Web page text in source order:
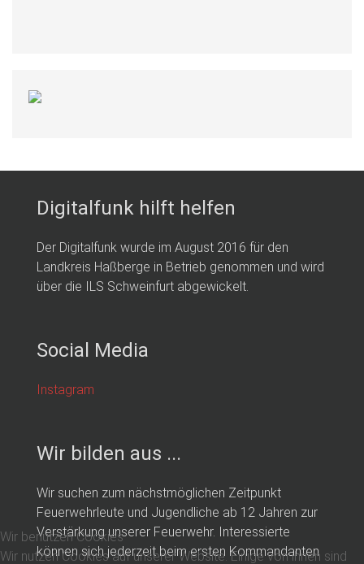
Digitalfunk hilft helfen
Der Digitalfunk wurde im August 2016 für den
Landkreis Haßberge in Betrieb genommen und wird
über die ILS Schweinfurt abgewickelt.
Social Media
Instagram
Wir bilden aus ...
Wir suchen zum nächstmöglichen Zeitpunkt
Feuerwehrleute und Jugendliche ab 12 Jahren zur
Verstärkung unserer Feuerwehr. Interessierte
können sich jederzeit beim ersten Kommandanten
Wir benutzen Cookies
Wir nutzen Cookies auf unserer Website. Einige von ihnen sind